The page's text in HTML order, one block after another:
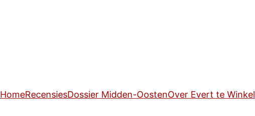
HomeRecensiesDossier Midden-OostenOver Evert te Winkel